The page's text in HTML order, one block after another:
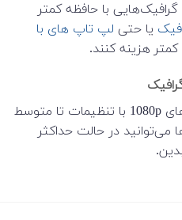
با حافظه کمتر
یا حتی لپ تاپ های با
کمتر هزینه کنند.
۴ گیگابایت گرافیک برای بازی های 1080p با تنظیمات تا متوسط
در حالت حداکثر